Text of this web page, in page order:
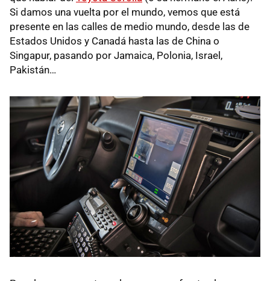
Si damos una vuelta por el mundo, vemos que está
presente en las calles de medio mundo, desde las de
Estados Unidos y Canadá hasta las de China o
Singapur, pasando por Jamaica, Polonia, Israel,
Pakistán…